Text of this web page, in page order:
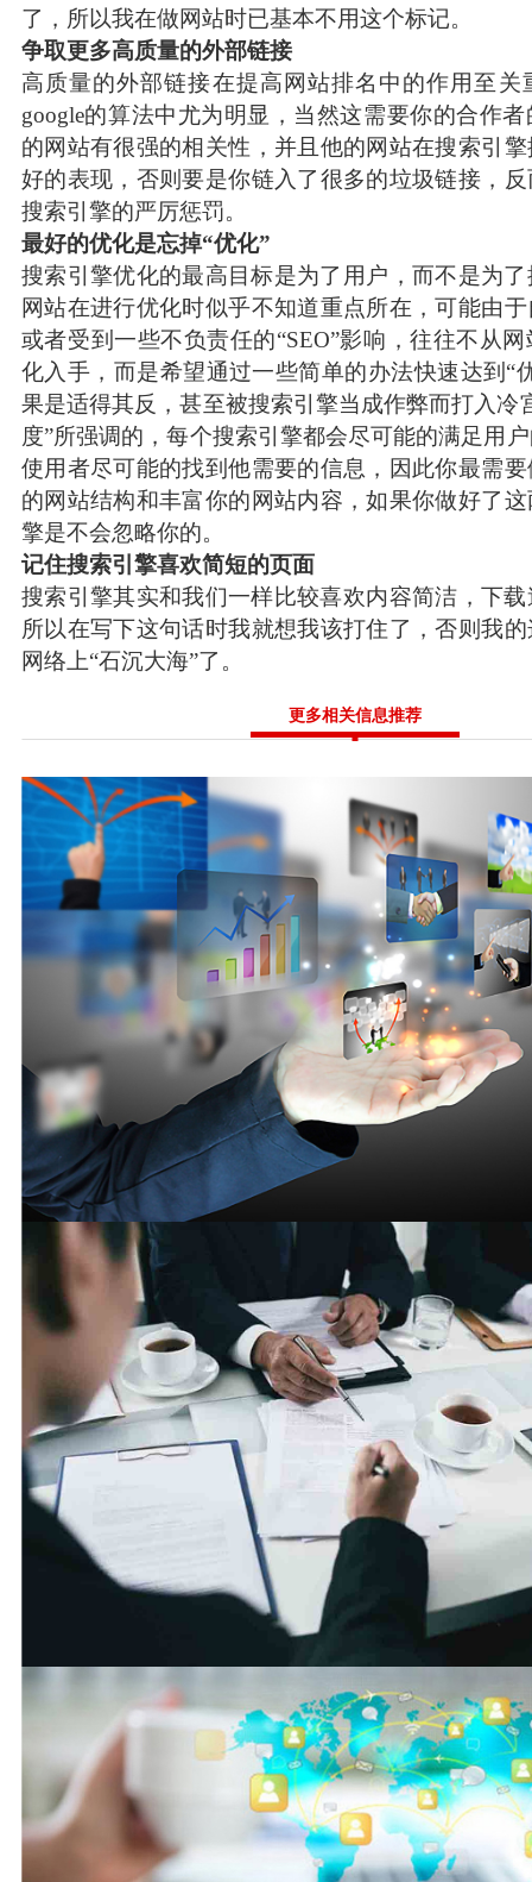
了，所以我在做网站时已基本不用这个标记。
争取更多高质量的外部链接
高质量的外部链接在提高网站排名中的作用至关
google的算法中尤为明显，当然这需要你的合作
的网站有很强的相关性，并且他的网站在搜索引
好的表现，否则要是你链入了很多的垃圾链接，
搜索引擎的严厉惩罚。
最好的优化是忘掉“优化”
搜索引擎优化的最高目标是为了用户，而不是为
网站在进行优化时似乎不知道重点所在，可能由
或者受到一些不负责任的“SEO”影响，往往不从
化入手，而是希望通过一些简单的办法快速达到“
果是适得其反，甚至被搜索引擎当成作弊而打入冷
度”所强调的，每个搜索引擎都会尽可能的满足用
使用者尽可能的找到他需要的信息，因此你最需
的网站结构和丰富你的网站内容，如果你做好了
擎是不会忽略你的。
记住搜索引擎喜欢简短的页面
搜索引擎其实和我们一样比较喜欢内容简洁，下
所以在写下这句话时我就想我该打住了，否则我
网络上“石沉大海”了。
更多相关信息推荐